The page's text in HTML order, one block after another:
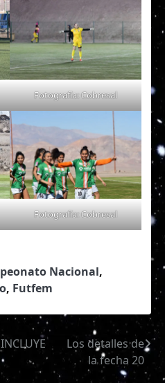
Fotografía: Cobresal
Fotografía: Cobresal
Nacional,
, Futfem
Los detalles de
la fecha 20